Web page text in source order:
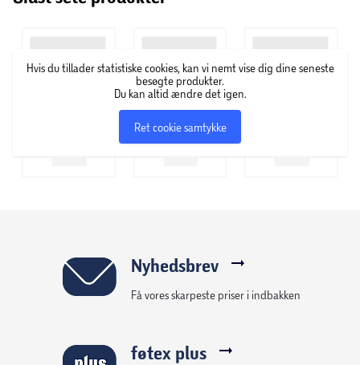
Hvis du tillader statistiske cookies, kan vi nemt vise dig dine seneste
besøgte produkter.
Du kan altid ændre det igen.
Ret cookie samtykke
Nyhedsbrev
Få vores skarpeste priser i indbakken
føtex plus